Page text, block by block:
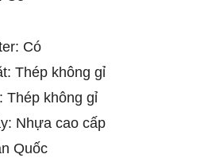
Có
Thép không gỉ
Thép không gỉ
Nhựa cao cấp
Quốc